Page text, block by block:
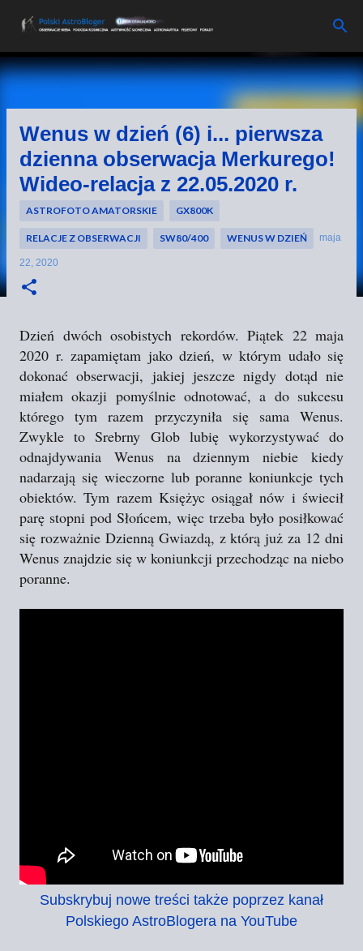
Przejdź do głównej zawartości
Wenus w dzień (6) i... pierwsza
dzienna obserwacja Merkurego!
Wideo-relacja z 22.05.2020 r.
ASTROFOTO AMATORSKIE GX800K
RELACJE Z OBSERWACJI SW80/400 WENUS W DZIEŃ maja
22, 2020
Dzień dwóch osobistych rekordów. Piątek 22 maja
2020 r. zapamiętam jako dzień, w którym udało się
dokonać obserwacji, jakiej jeszcze nigdy dotąd nie
miałem okazji pomyślnie odnotować, a do sukcesu
którego tym razem przyczyniła się sama Wenus.
Zwykle to Srebrny Glob lubię wykorzystywać do
odnajdywania Wenus na dziennym niebie kiedy
nadarzają się wieczorne lub poranne koniunkcje tych
obiektów. Tym razem Księżyc osiągał nów i świecił
parę stopni pod Słońcem, więc trzeba było posiłkować
się rozważnie Dzienną Gwiazdą, z którą już za 12 dni
Wenus znajdzie się w koniunkcji przechodząc na niebo
poranne.
Subskrybuj nowe treści także poprzez kanał
Polskiego AstroBlogera na YouTube